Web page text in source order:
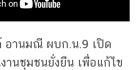
อานมณี ผบก.น.9 เปิด
านชุมชนยั่งยืน เพื่อแก้ไข